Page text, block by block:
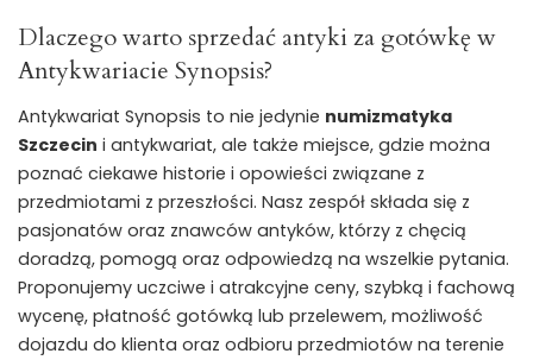
Dlaczego warto sprzedać antyki za gotówkę w
Antykwariacie Synopsis?
Antykwariat Synopsis to nie jedynie numizmatyka
Szczecin i antykwariat, ale także miejsce, gdzie można
poznać ciekawe historie i opowieści związane z
przedmiotami z przeszłości. Nasz zespół składa się z
pasjonatów oraz znawców antyków, którzy z chęcią
doradzą, pomogą oraz odpowiedzą na wszelkie pytania.
Proponujemy uczciwe i atrakcyjne ceny, szybką i fachową
wycenę, płatność gotówką lub przelewem, możliwość
dojazdu do klienta oraz odbioru przedmiotów na terenie